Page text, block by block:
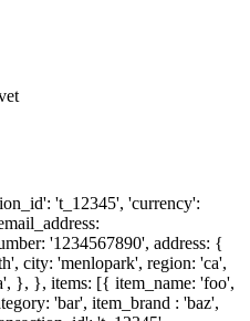
't_12345', 'currency':
'1234567890', address: {
city: 'menlopark', region: 'ca',
}, }, items: [{ item_name: 'foo',
'bar', item_brand : 'baz',